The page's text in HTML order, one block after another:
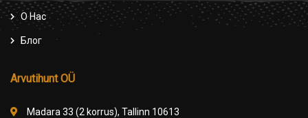
О Нас
Блог
Arvutihunt OÜ
Madara 33 (2 korrus), Tallinn 10613